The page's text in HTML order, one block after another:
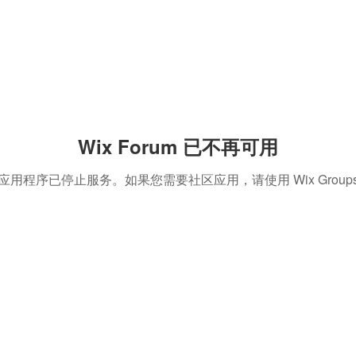
Wix Forum 已不再可用
用程序已停止服务。如果您需要社区应用，请使用 Wix